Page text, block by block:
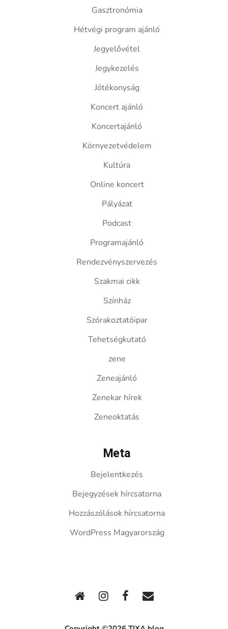
Gasztronómia
Hétvégi program ajánló
Jegyelővétel
Jegykezelés
Jótékonyság
Koncert ajánló
Koncertajánló
Környezetvédelem
Kultúra
Online koncert
Pályázat
Podcast
Programajánló
Rendezvényszervezés
Szakmai cikk
Színház
Szórakoztatóipar
Tehetségkutató
zene
Zeneajánló
Zenekar hírek
Zeneoktatás
Meta
Bejelentkezés
Bejegyzések hírcsatorna
Hozzászólások hírcsatorna
WordPress Magyarország